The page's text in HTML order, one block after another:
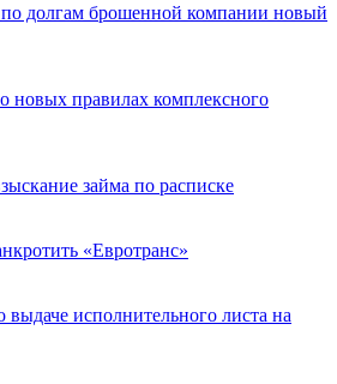
долгам брошенной компании новый
новых правилах комплексного
займа по расписке
«Евротранс»
выдаче исполнительного листа на